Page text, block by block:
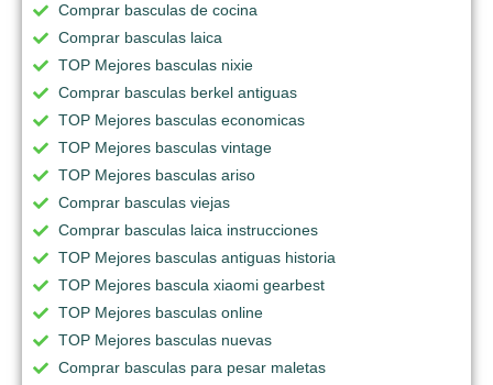
Comprar basculas de cocina
Comprar basculas laica
TOP Mejores basculas nixie
Comprar basculas berkel antiguas
TOP Mejores basculas economicas
TOP Mejores basculas vintage
TOP Mejores basculas ariso
Comprar basculas viejas
Comprar basculas laica instrucciones
TOP Mejores basculas antiguas historia
TOP Mejores bascula xiaomi gearbest
TOP Mejores basculas online
TOP Mejores basculas nuevas
Comprar basculas para pesar maletas